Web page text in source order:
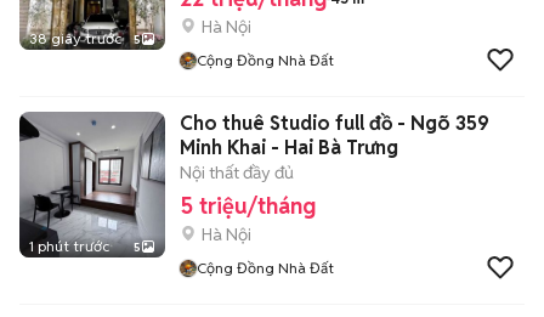
38 giây trước 5
Hà Nội
Cộng Đồng Nhà Đất
1 phút trước 5
Cho thuê Studio full đồ - Ngõ 359
Minh Khai - Hai Bà Trưng
Nội thất đầy đủ
5 triệu/tháng
Hà Nội
Cộng Đồng Nhà Đất